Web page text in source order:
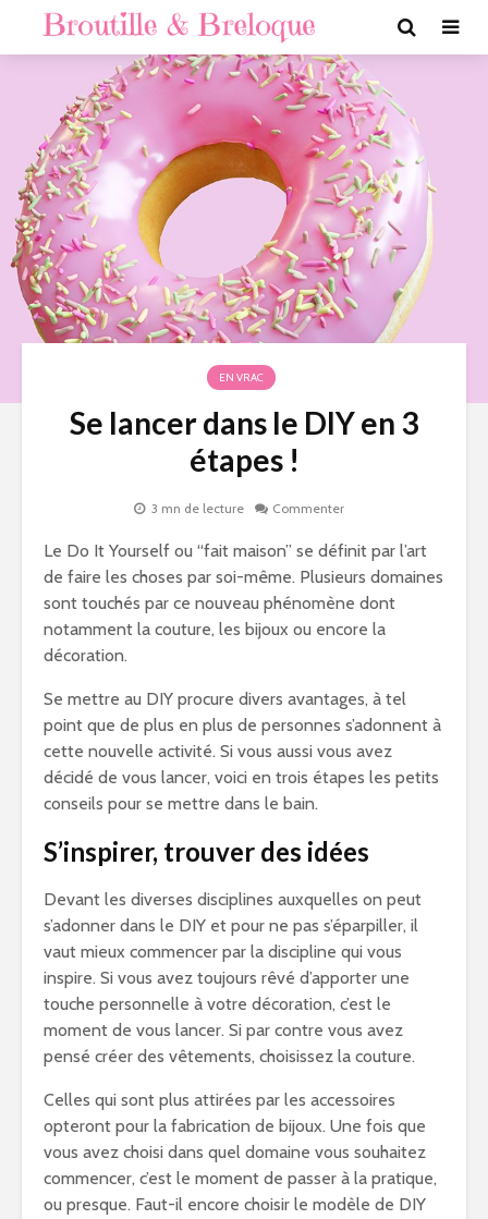
EN VRAC
Se lancer dans le DIY en 3
étapes !
3 mn de lecture Commenter
Le Do It Yourself ou “fait maison” se définit par l’art
de faire les choses par soi-même. Plusieurs domaines
sont touchés par ce nouveau phénomène dont
notamment la couture, les bijoux ou encore la
décoration.
Se mettre au DIY procure divers avantages, à tel
point que de plus en plus de personnes s’adonnent à
cette nouvelle activité. Si vous aussi vous avez
décidé de vous lancer, voici en trois étapes les petits
conseils pour se mettre dans le bain.
S’inspirer, trouver des idées
Devant les diverses disciplines auxquelles on peut
s’adonner dans le DIY et pour ne pas s’éparpiller, il
vaut mieux commencer par la discipline qui vous
inspire. Si vous avez toujours rêvé d’apporter une
touche personnelle à votre décoration, c’est le
moment de vous lancer. Si par contre vous avez
pensé créer des vêtements, choisissez la couture.
Celles qui sont plus attirées par les accessoires
opteront pour la fabrication de bijoux. Une fois que
vous avez choisi dans quel domaine vous souhaitez
commencer, c’est le moment de passer à la pratique,
ou presque. Faut-il encore choisir le modèle de DIY